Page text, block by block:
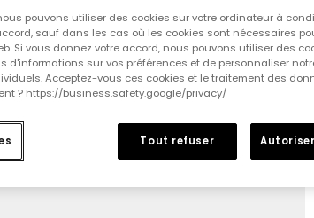
pouvons utiliser des cookies sur votre ordinateur à
sauf dans les cas où les cookies sont nécessaires
Si vous donnez votre accord, nous pouvons utiliser des
d'informations sur vos préférences et de personnaliser
Acceptez-vous ces cookies et le traitement des
? https://business.safety.google/privacy/
Tout refuser